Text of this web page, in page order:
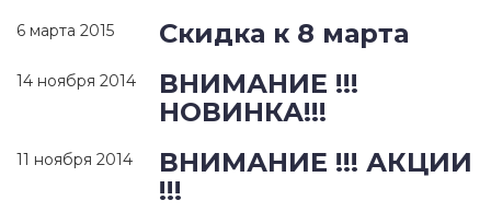
6 марта 2015 Скидка к 8 марта
14 ноября 2014
ВНИМАНИЕ !!!
НОВИНКА!!!
11 ноября 2014
ВНИМАНИЕ !!! АКЦИИ
!!!